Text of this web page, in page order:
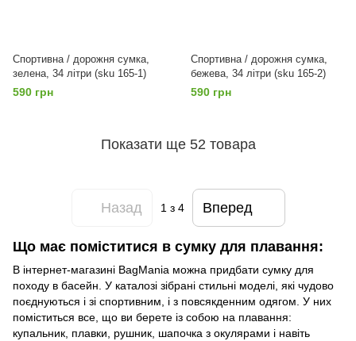
Спортивна / дорожня сумка,
зелена, 34 літри (sku 165-1)
590 грн
Спортивна / дорожня сумка,
бежева, 34 літри (sku 165-2)
590 грн
Показати ще 52 товара
Назад 1 з 4 Вперед
Що має поміститися в сумку для плавання:
В інтернет-магазині BagMania можна придбати сумку для
походу в басейн. У каталозі зібрані стильні моделі, які чудово
поєднуються і зі спортивним, і з повсякденним одягом. У них
поміститься все, що ви берете із собою на плавання:
купальник, плавки, рушник, шапочка з окулярами і навіть